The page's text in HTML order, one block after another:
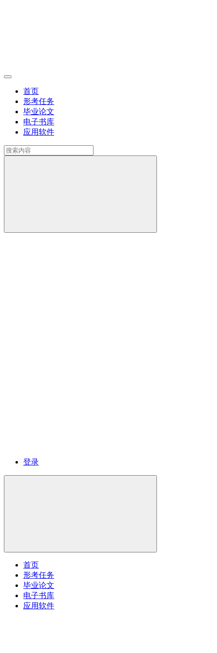
首页
形考任务
毕业论文
电子书库
应用软件
登录
首页
形考任务
毕业论文
电子书库
应用软件